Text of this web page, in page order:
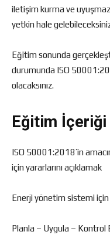
iletişim kurma ve
yetkin hale
Eğitim sonunda
durumunda ISO
olacaksınız.
Eğitim İçeriği
ISO 50001:2018’in
için yararlarını açıklamak
Enerji yönetim sistemi
Planla – Uygula –